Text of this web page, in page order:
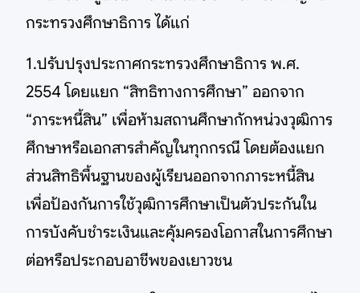
กระทรวงศึกษาธิการ ได้แก่
1.ปรับปรุงประกาศกระทรวงศึกษาธิการ พ.ศ.
2554 โดยแยก “สิทธิทางการศึกษา” ออกจาก
“ภาระหนี้สิน” เพื่อห้ามสถานศึกษากักหน่วงวุฒิการ
ศึกษาหรือเอกสารสำคัญในทุกกรณี โดยต้องแยก
ส่วนสิทธิพื้นฐานของผู้เรียนออกจากภาระหนี้สิน
เพื่อป้องกันการใช้วุฒิการศึกษาเป็นตัวประกันใน
การบังคับชำระเงินและคุ้มครองโอกาสในการศึกษา
ต่อหรือประกอบอาชีพของเยาวชน